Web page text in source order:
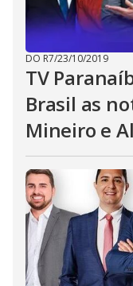
DO R7/23/10/2019
TV
Brasil as
Mineiro e